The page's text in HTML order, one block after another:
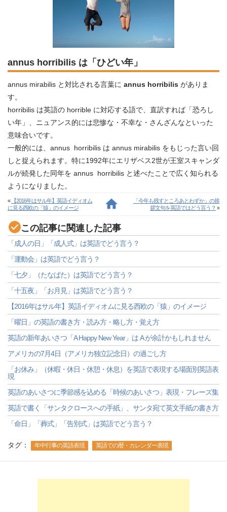
annus horribilis は「ひどい年」
annus mirabilis と対比される言葉に annus horribilis がありま
す。
horribilis は英語の horrible に対応する語で、直訳すれば「恐ろし
い年」、ニュアンス的には悲惨な・不幸な・さんざんなといった
意味合いです。
一般的には、annus horribilis は annus mirabilis をもじった言い回
しと捉えられます。特に1992年にエリザベス2世が王室スキャンダ
ルが続発した同年を annus horribilis と述べたことで広く知られる
ようになりました。
« 【2016年はサル年】英語イディオム
に見る西欧の「猿」のイメージ
「今年も残すところあとわずか」の挨
拶文句を英語ではどう言う？ »
この記事に関連した記事
「成人の日」「成人式」は英語でどう言う？
「運動会」は英語でどう言う？
「七夕」（たなばた）は英語でどう言う？
「十五夜」「お月見」は英語でどう言う？
【2016年はサル年】英語イディオムに見る西欧の「猿」のイメージ
「曜日」の英語の書き方・読み方・略し方・覚え方
英語の新年あいさつ「A Happy New Year」は A が余計かもしれません
アメリカの7月4日（アメリカ独立記念日）の過ごし方
「お休み」（休暇・休日・休憩・休息）を英語で表現する場面別英語表
現
英語のあいさつに季節感を込める「時候のあいさつ」表現・フレーズ集
英語で書く「サンタクロースへの手紙」、サンタ宛て英文手紙の書き方
「命日」「葬式」「告別式」は英語でどう言う？
タグ： 年中行事の英語表現 英語での暦・カレンダー表現